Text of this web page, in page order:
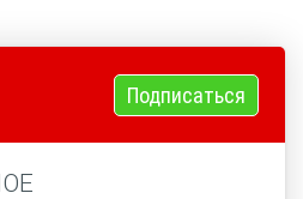
Подписаться